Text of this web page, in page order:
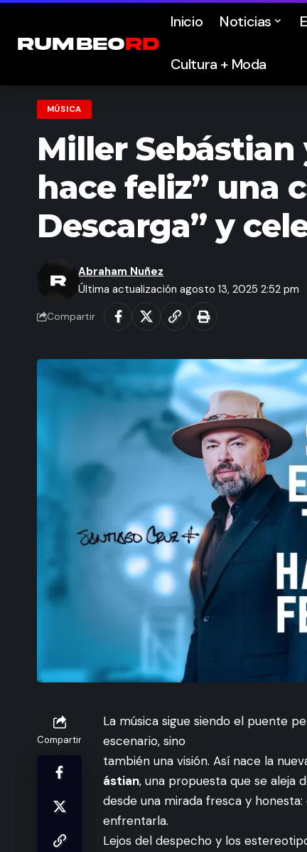
Inicio Noticias
Cultura + Moda
MÚSICA
Miller Sebástian
hace feliz” una
Descarga” y
Última actualización agosto 13, 2025 2:52 pm
Abraham Nuñez
Compartir
Compartir
La música sigue siendo el puente
escenario, sino
también una visión. Así nace la
ástian, una propuesta que se aleja
desde una mirada fresca y
enfrentarla.
Lejos del despecho y los